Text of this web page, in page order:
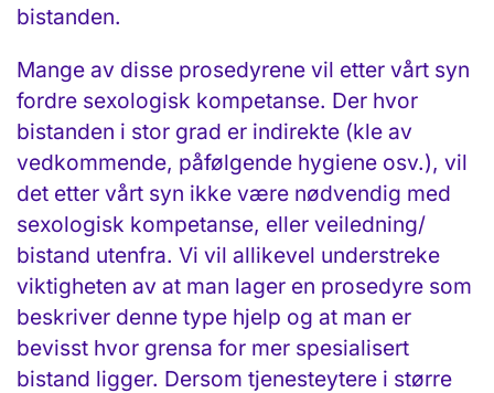
bistanden.
Mange av disse prosedyrene vil etter vårt syn
fordre sexologisk kompetanse. Der hvor
bistanden i stor grad er indirekte (kle av
vedkommende, påfølgende hygiene osv.), vil
det etter vårt syn ikke være nødvendig med
sexologisk kompetanse, eller veiledning/
bistand utenfra. Vi vil allikevel understreke
viktigheten av at man lager en prosedyre som
beskriver denne type hjelp og at man er
bevisst hvor grensa for mer spesialisert
bistand ligger. Dersom tjenesteytere i større